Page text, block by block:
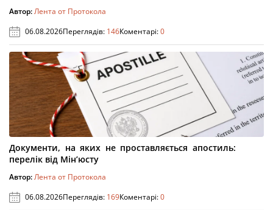
Автор:Лента от Протокола
06.08.2026Переглядів: 146Коментарі:0
Документи, на яких не проставляється апостиль:
перелік від Мін’юсту
Автор:Лента от Протокола
06.08.2026Переглядів: 169Коментарі:0